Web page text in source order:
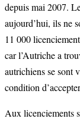
depuis mai 2007.
aujourd’hui, ils ne
11 000
car l’Autriche a
autrichiens se sont
condition
Aux licenciements